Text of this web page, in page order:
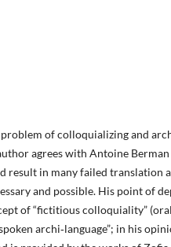
problem of colloquializing and
agrees with Antoine
result in many failed translation
and possible. His point of
of “fictitious colloquiality”
archi‑language”; in his